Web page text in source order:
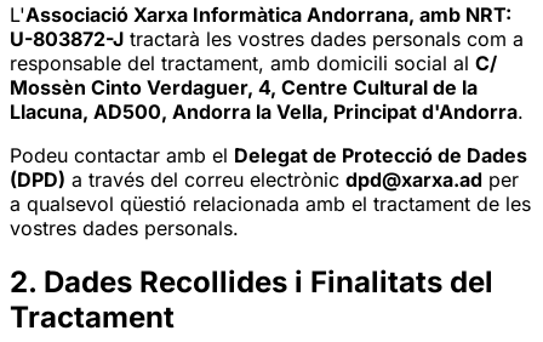
L'Associació Xarxa Informàtica Andorrana, amb NRT:
U-803872-J tractarà les vostres dades personals com a
responsable del tractament, amb domicili social al C/
Mossèn Cinto Verdaguer, 4, Centre Cultural de la
Llacuna, AD500, Andorra la Vella, Principat d'Andorra.
Podeu contactar amb el Delegat de Protecció de Dades
(DPD) a través del correu electrònic dpd@xarxa.ad per
a qualsevol qüestió relacionada amb el tractament de les
vostres dades personals.
2. Dades Recollides i Finalitats del
Tractament